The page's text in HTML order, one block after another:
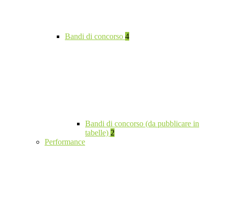
Bandi di concorso 4
Bandi di concorso (da pubblicare in
tabelle) 2
Performance